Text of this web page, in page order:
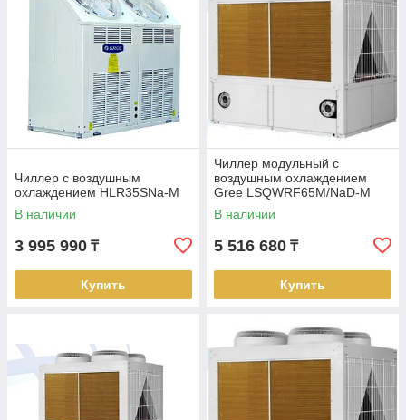
Чиллер с воздушным
охлаждением HLR35SNa-M
В наличии
3 995 990 ₸
Купить
Чиллер модульный с
воздушным охлаждением
Gree LSQWRF65M/NaD-M
В наличии
5 516 680 ₸
Купить